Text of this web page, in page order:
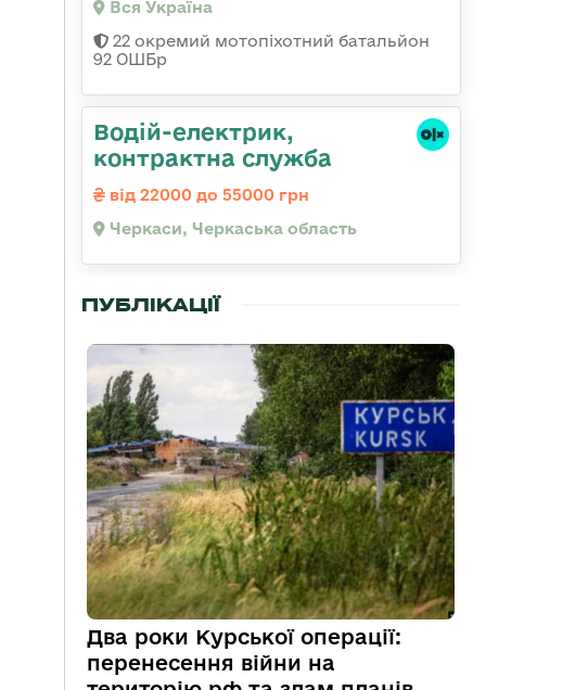
Вся Україна
22 окремий мотопіхотний батальйон
92 ОШБр
Водій-електрик,
контрактна служба
від 22000 до 55000 грн
Черкаси, Черкаська область
ПУБЛІКАЦІЇ
Два роки Курської операції:
перенесення війни на